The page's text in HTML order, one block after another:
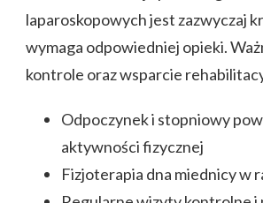
laparoskopowych jest zazwyczaj
wymaga odpowiedniej opieki.
kontrole oraz wsparcie
Odpoczynek i stopniowy
aktywności fizycznej
Fizjoterapia dna miednicy w